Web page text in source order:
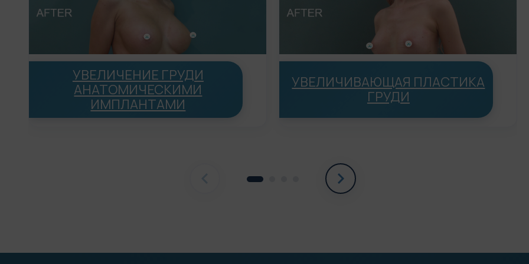
УВЕЛИЧЕНИЕ ГРУДИ
АНАТОМИЧЕСКИМИ
ИМПЛАНТАМИ
УВЕЛИЧИВАЮЩАЯ ПЛАСТИКА
ГРУДИ